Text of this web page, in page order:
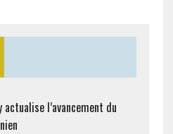
actualise l’avancement du